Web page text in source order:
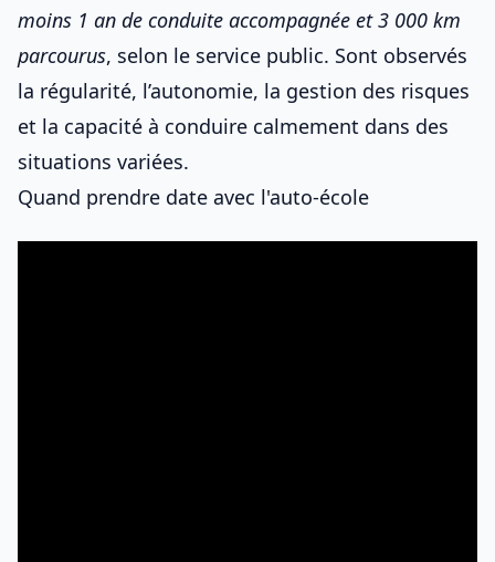
moins 1 an de conduite accompagnée et 3 000 km
parcourus, selon le service public. Sont observés
la régularité, l’autonomie, la gestion des risques
et la capacité à conduire calmement dans des
situations variées.
Quand prendre date avec l'auto-école